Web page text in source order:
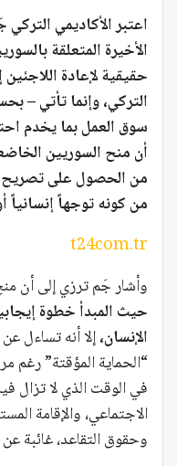
اعتبر الأكاديمي التركي
الأخيرة المتعلقة
حقيقية لإعادة
التركي، وإنما تأتي –
سوق العمل بما يخدم
أن منح السوريين
من الحصول على تصريح
من كونه توجهاً إنسانياً
t24com.tr
وأشار جَم ترزي إلى أن
حيث المبدأ خطوة
الإنسان،إلا أنه تساءل
“الحماية المؤقتة”
في الوقت الذي لا تزال
الاجتماعي، والإقامة
وحقوق التقاعد، غائبة